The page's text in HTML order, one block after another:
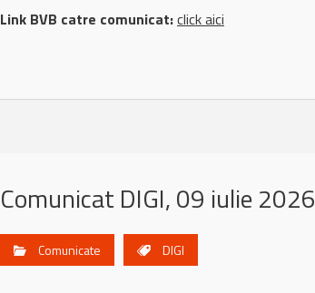
Link BVB catre comunicat:click aici
Comunicat DIGI, 09 iulie 2026
Comunicate DIGI